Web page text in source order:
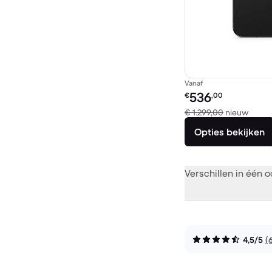
Vanaf
Refurbished prijs:
€536,00
€ 1.299,00 nieuw
Opties bekijken
Verschillen in één
4,5/5